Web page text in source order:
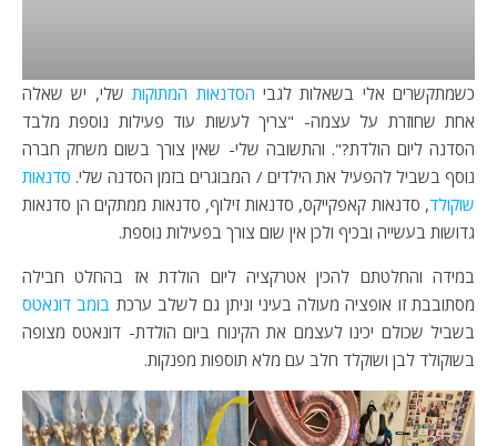
כשמתקשרים אלי בשאלות לגבי הסדנאות המתוקותשלי, יש שאלה
אחת שחוזרת על עצמה- "צריך לעשות עוד פעילות נוספת מלבד
הסדנה ליום הולדת?". והתשובה שלי- שאין צורך בשום משחק חברה
נוסף בשביל להפעיל את הילדים / המבוגרים בזמן הסדנה שלי. סדנאות
שוקולד, סדנאות קאפקייקס, סדנאות זילוף, סדנאות ממתקים הן סדנאות
גדושות בעשייה ובכיף ולכן אין שום צורך בפעילות נוספת.
במידה והחלטתם להכין אטרקציה ליום הולדת אז בהחלט חבילה
מסתובבת זו אופציה מעולה בעיני וניתן גם לשלב ערכת בומב דונאטס
בשביל שכולם יכינו לעצמם את הקינוח ביום הולדת- דונאטס מצופה
בשוקולד לבן ושוקלד חלב עם מלא תוספות מפנקות.